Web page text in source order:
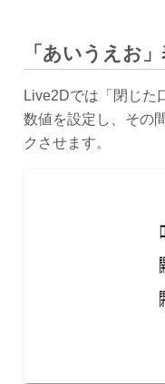
「あいうえお
Live2Dでは「閉じた
数値を設定し、その
クさせます。